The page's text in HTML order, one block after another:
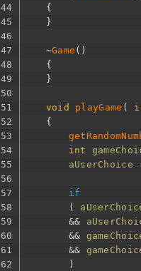
44
45
46
47
48
49
50
51
52
53
54
55
56
57
58
59
60
61
62
{
}
~Game ( )
{
}
void playGame (
{
int
aUserChoice
if
(
&&
&&
&&
)